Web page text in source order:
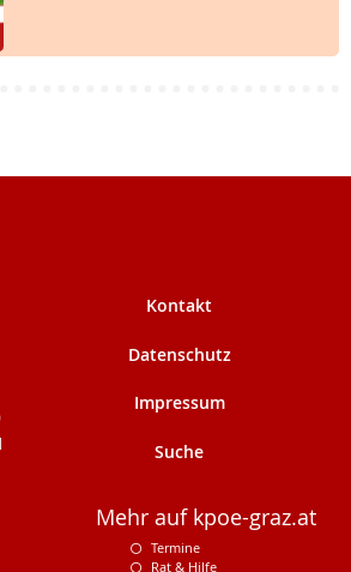
Kontakt
Datenschutz
Impressum
Suche
Mehr auf kpoe-graz.at
Termine
Rat & Hilfe